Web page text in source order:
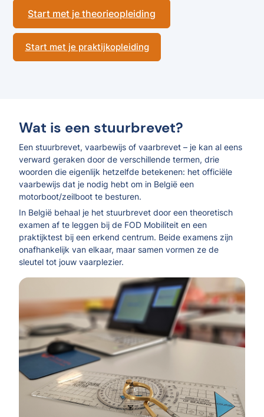
Start met je theorieopleiding
Start met je praktijkopleiding
Wat is een stuurbrevet?
Een stuurbrevet, vaarbewijs of vaarbrevet – je kan al eens
verward geraken door de verschillende termen, drie
woorden die eigenlijk hetzelfde betekenen: het officiële
vaarbewijs dat je nodig hebt om in België een
motorboot/zeilboot te besturen.
In België behaal je het stuurbrevet door een theoretisch
examen af te leggen bij de FOD Mobiliteit en een
praktijktest bij een erkend centrum. Beide examens zijn
onafhankelijk van elkaar, maar samen vormen ze de
sleutel tot jouw vaarplezier.